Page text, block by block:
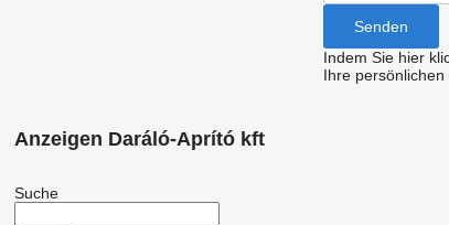
Indem Sie hier
Ihre
Anzeigen Daráló-Aprító kft
Suche